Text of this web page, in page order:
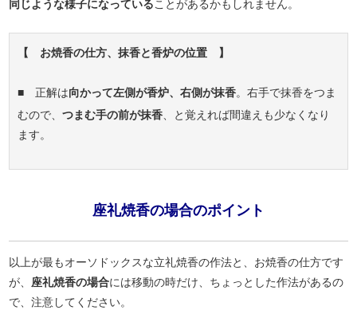
同じような様子になっていることがあるかもしれません。
【 お焼香の仕方、抹香と香炉の位置 】
■ 正解は向かって左側が香炉、右側が抹香。右手で抹香をつま
むので、つまむ手の前が抹香、と覚えれば間違えも少なくなり
ます。
座礼焼香の場合のポイント
以上が最もオーソドックスな立礼焼香の作法と、お焼香の仕方です
が、 座礼焼香の場合には移動の時だけ、ちょっとした作法があるの
で、注意してください。